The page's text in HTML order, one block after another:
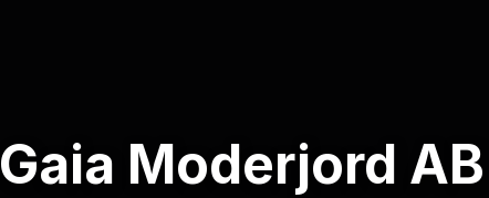
Gaia Moderjord AB